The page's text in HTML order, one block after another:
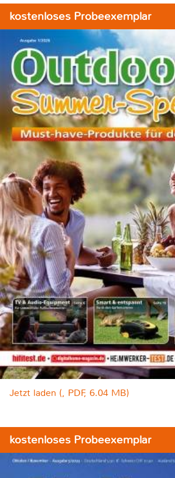
kostenloses Probeexemplar
Jetzt laden (, PDF, 6.04 MB)
kostenloses Probeexemplar